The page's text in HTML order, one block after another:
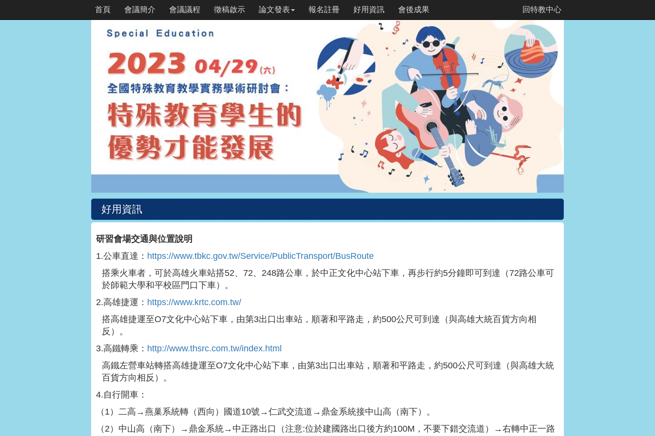
首頁 會議簡介 會議議程 徵稿啟示 論文發表 報名註冊 好用資訊 會後成果 回特教中心
好用資訊
研習會場交通與位置說明
1.公車直達： https://www.tbkc.gov.tw/Service/PublicTransport/BusRoute
搭乘火車者，可於高雄火車站搭52、72、248路公車，於中正文化中心站下車，再步行約5分鐘即可到達（72路公車可
於師範大學和平校區門口下車）。
2.高雄捷運： https://www.krtc.com.tw/
搭高雄捷運至O7文化中心站下車，由第3出口出車站，順著和平路走，約500公尺可到達（與高雄大統百貨方向相
反）。
3.高鐵轉乘： http://www.thsrc.com.tw/index.html
高鐵左營車站轉搭高雄捷運至O7文化中心站下車，由第3出口出車站，順著和平路走，約500公尺可到達（與高雄大統
百貨方向相反）。
4.自行開車：
（1）二高→燕巢系統轉（西向）國道10號→仁武交流道→鼎金系統接中山高（南下）。
（2）中山高（南下）→鼎金系統→中正路出口（注意:位於建國路出口後方約100M，不要下錯交流道）→右轉中正一路